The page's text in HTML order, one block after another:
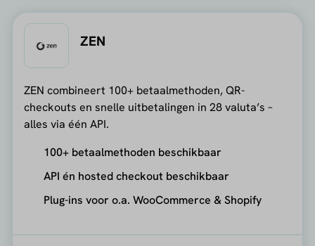
ZEN
ZEN combineert 100+ betaalmethoden, QR-
checkouts en snelle uitbetalingen in 28 valuta’s –
alles via één API.
100+ betaalmethoden beschikbaar
API én hosted checkout beschikbaar
Plug-ins voor o.a. WooCommerce & Shopify